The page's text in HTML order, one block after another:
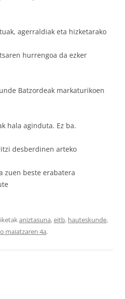
agerraldiak eta hizketarako
hurrengoa da ezker
Batzordeak markaturikoen
hala aginduta. Ez ba.
desberdinen arteko
zuen beste erabatera
aniztasuna,eitb, hauteskunde,
maiatzaren 4a.